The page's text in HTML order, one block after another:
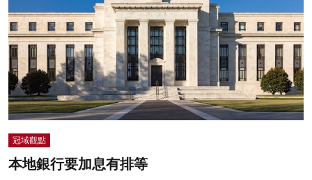
冠域觀點
本地銀行要加息有排等